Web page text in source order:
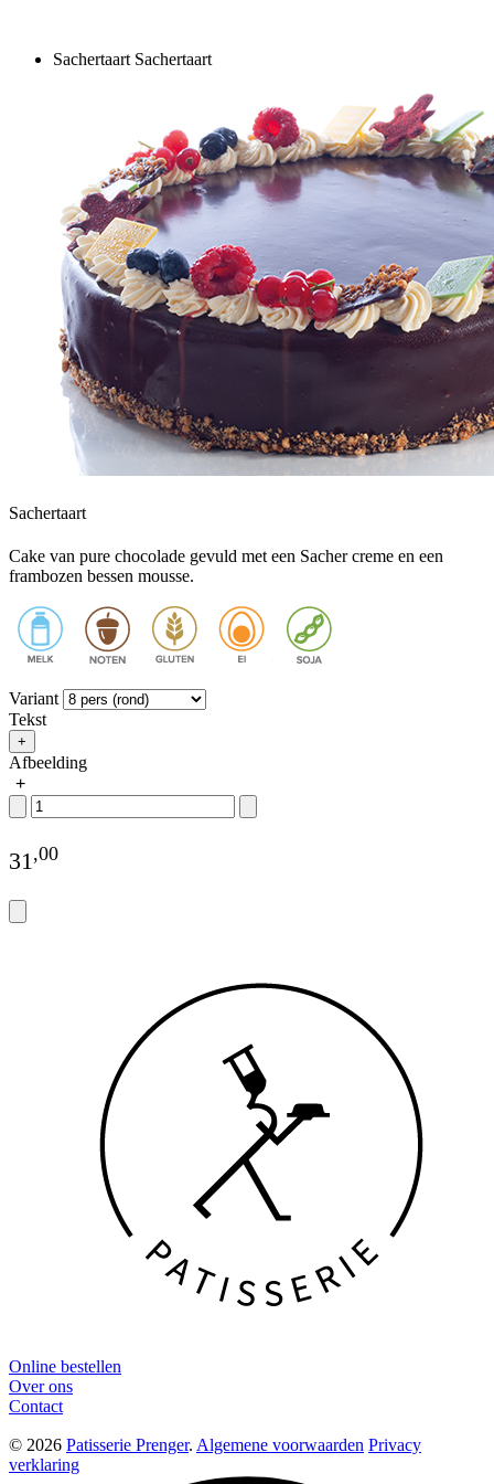
Sachertaart Sachertaart
Sachertaart
Cake van pure chocolade gevuld met een Sacher creme en een
frambozen bessen mousse.
Variant
Tekst
+
Afbeelding
+
31,00
Online bestellen
Over ons
Contact
© 2026 Patisserie Prenger. Algemene voorwaarden Privacy
verklaring